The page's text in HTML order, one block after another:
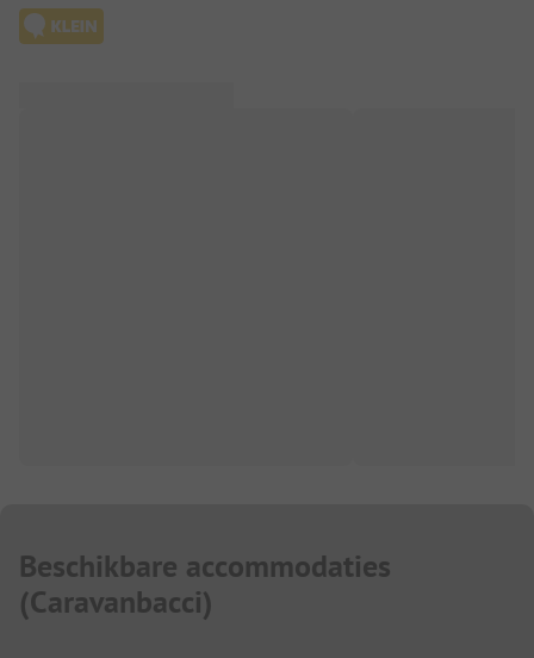
Beschikbare accommodaties
(Caravanbacci)